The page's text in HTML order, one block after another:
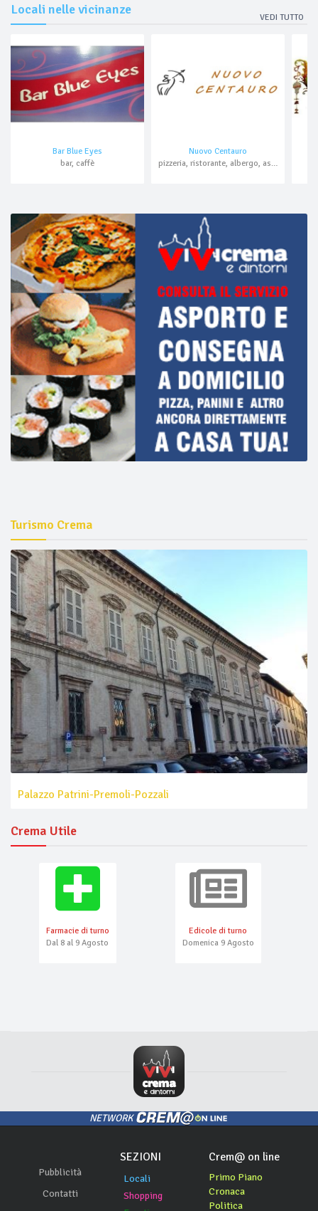
Locali nelle vicinanze
VEDI TUTTO
Bar Blue Eyes
bar, caffè
Nuovo Centauro
pizzeria, ristorante, albergo, asporto
Turismo Crema
Palazzo Patrini-Premoli-Pozzali
Crema Utile
Farmacie di turno
Dal 8 al 9 Agosto
Edicole di turno
Domenica 9 Agosto
NETWORK
Pubblicità
Contatti
SEZIONI
Locali
Shopping
Crem@ on line
Primo Piano
Cronaca
Politica